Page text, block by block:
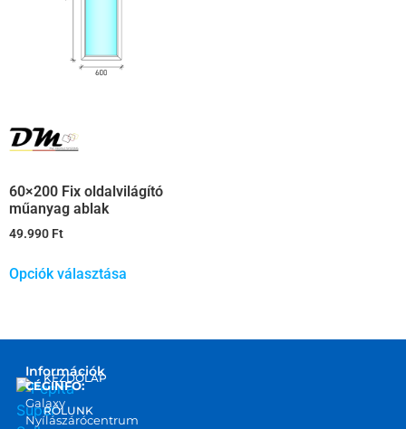
60×200 Fix oldalvilágító
műanyag ablak
49.990 Ft
Opciók választása
Információk
CÉGINFO:
Galaxy
Nyílászárócentrum
KEZDŐLAP
RÓLUNK